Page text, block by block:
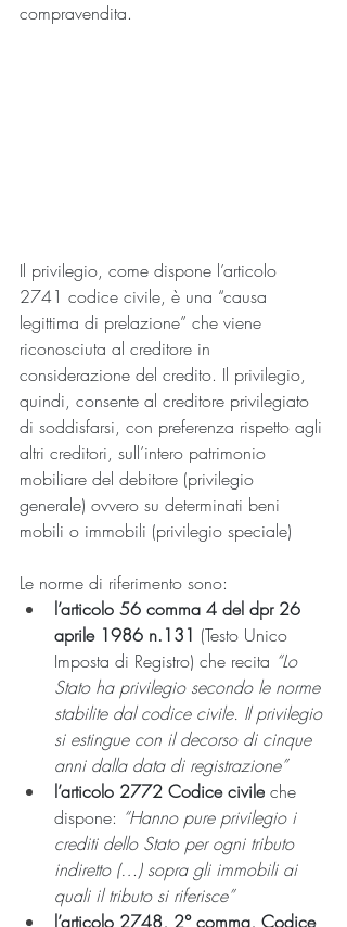
compravendita.
Il privilegio, come dispone l’articolo
2741 codice civile, è una “causa
legittima di prelazione” che viene
riconosciuta al creditore in
considerazione del credito. Il privilegio,
quindi, consente al creditore privilegiato
di soddisfarsi, con preferenza rispetto agli
altri creditori, sull’intero patrimonio
mobiliare del debitore (privilegio
generale) ovvero su determinati beni
mobili o immobili (privilegio speciale)
Le norme di riferimento sono:
l’articolo 56 comma 4 del dpr 26
aprile 1986 n.131 (Testo Unico
Imposta di Registro) che recita “Lo
Stato ha privilegio secondo le norme
stabilite dal codice civile. Il privilegio
si estingue con il decorso di cinque
anni dalla data di registrazione”
l’articolo 2772 Codice civile che
dispone: “Hanno pure privilegio i
crediti dello Stato per ogni tributo
indiretto (…) sopra gli immobili ai
quali il tributo si riferisce”
l’articolo 2748, 2° comma, Codice